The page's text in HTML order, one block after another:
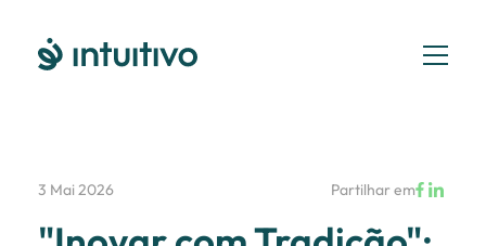
3 Mai 2026 Partilhar em